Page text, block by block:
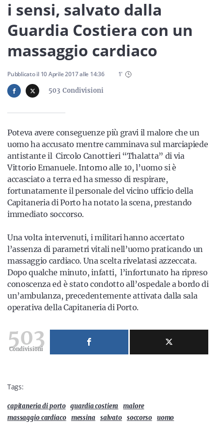
Servizi
Iscriviti
i sensi, salvato dalla
Guardia Costiera con un
massaggio cardiaco
503 Condivisioni
Pubblicato il 10 Aprile 2017alle 14:36 1'
Poteva avere conseguenze più gravi il malore che un
uomo ha accusato mentre camminava sul marciapiede
antistante il Circolo Canottieri “Thalatta” di via
Vittorio Emanuele. Intorno alle 10, l’uomo si è
accasciato a terra ed ha smesso di respirare,
fortunatamente il personale del vicino ufficio della
Capitaneria di Porto ha notato la scena, prestando
immediato soccorso.
Una volta intervenuti, i militari hanno accertato
l’assenza di parametri vitali nell’uomo praticando un
massaggio cardiaco. Una scelta rivelatasi azzeccata.
Dopo qualche minuto, infatti, l’infortunato ha ripreso
conoscenza ed è stato condotto all’ospedale a bordo di
un’ambulanza, precedentemente attivata dalla sala
operativa della Capitaneria di Porto.
503
Condivisioni
Tags:
capitaneria di porto guardia costiera
malore
massaggio cardiaco
messina salvato soccorso uomo